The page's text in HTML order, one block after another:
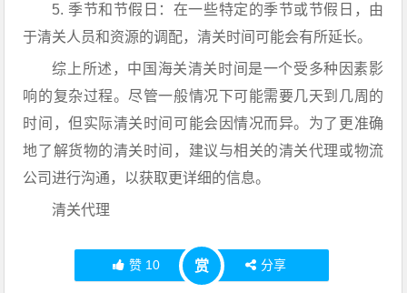
5. 季节和节假日：在一些特定的季节或节假日，由
于清关人员和资源的调配，清关时间可能会有所延长。
综上所述，中国海关清关时间是一个受多种因素影
响的复杂过程。尽管一般情况下可能需要几天到几周的
时间，但实际清关时间可能会因情况而异。为了更准确
地了解货物的清关时间，建议与相关的清关代理或物流
公司进行沟通，以获取更详细的信息。
清关代理
赞 10 赏 分享